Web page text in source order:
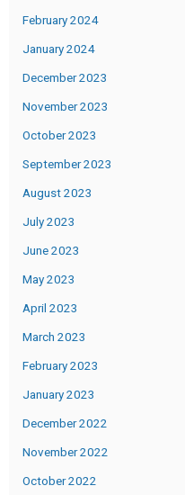
February 2024
January 2024
December 2023
November 2023
October 2023
September 2023
August 2023
July 2023
June 2023
May 2023
April 2023
March 2023
February 2023
January 2023
December 2022
November 2022
October 2022